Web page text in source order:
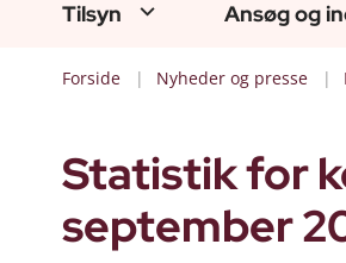
Tilsyn Ansøg og
Forside Nyheder og presse
Statistik for
september